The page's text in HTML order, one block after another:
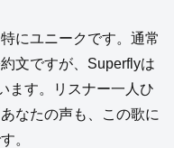
にユニークです。通常
文ですが、Superflyは
ます。リスナー一人ひ
なたの声も、この歌に
。